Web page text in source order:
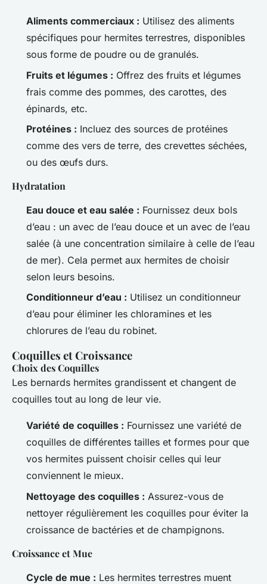
Aliments commerciaux : Utilisez des aliments
spécifiques pour hermites terrestres, disponibles
sous forme de poudre ou de granulés.
Fruits et légumes : Offrez des fruits et légumes
frais comme des pommes, des carottes, des
épinards, etc.
Protéines : Incluez des sources de protéines
comme des vers de terre, des crevettes séchées,
ou des œufs durs.
Hydratation
Eau douce et eau salée : Fournissez deux bols
d’eau : un avec de l’eau douce et un avec de l’eau
salée (à une concentration similaire à celle de l’eau
de mer). Cela permet aux hermites de choisir
selon leurs besoins.
Conditionneur d’eau : Utilisez un conditionneur
d’eau pour éliminer les chloramines et les
chlorures de l’eau du robinet.
Coquilles et Croissance
Choix des Coquilles
Les bernards hermites grandissent et changent de
coquilles tout au long de leur vie.
Variété de coquilles : Fournissez une variété de
coquilles de différentes tailles et formes pour que
vos hermites puissent choisir celles qui leur
conviennent le mieux.
Nettoyage des coquilles : Assurez-vous de
nettoyer régulièrement les coquilles pour éviter la
croissance de bactéries et de champignons.
Croissance et Mue
Cycle de mue : Les hermites terrestres muent